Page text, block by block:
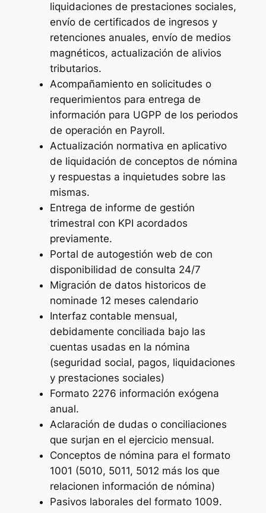
liquidaciones de prestaciones sociales,
envío de certificados de ingresos y
retenciones anuales, envío de medios
magnéticos, actualización de alivios
tributarios.
Acompañamiento en solicitudes o
requerimientos para entrega de
información para UGPP de los periodos
de operación en Payroll.
Actualización normativa en aplicativo
de liquidación de conceptos de nómina
y respuestas a inquietudes sobre las
mismas.
Entrega de informe de gestión
trimestral con KPI acordados
previamente.
Portal de autogestión web de con
disponibilidad de consulta 24/7
Migración de datos historicos de
nominade 12 meses calendario
Interfaz contable mensual,
debidamente conciliada bajo las
cuentas usadas en la nómina
(seguridad social, pagos, liquidaciones
y prestaciones sociales)
Formato 2276 información exógena
anual.
Aclaración de dudas o conciliaciones
que surjan en el ejercicio mensual.
Conceptos de nómina para el formato
1001 (5010, 5011, 5012 más los que
relacionen información de nómina)
Pasivos laborales del formato 1009.